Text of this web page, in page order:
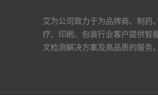
艾为公司致力于为品牌商、制药
疗、印刷、包装行业客户提供智
文检测解决方案及高品质的服务。